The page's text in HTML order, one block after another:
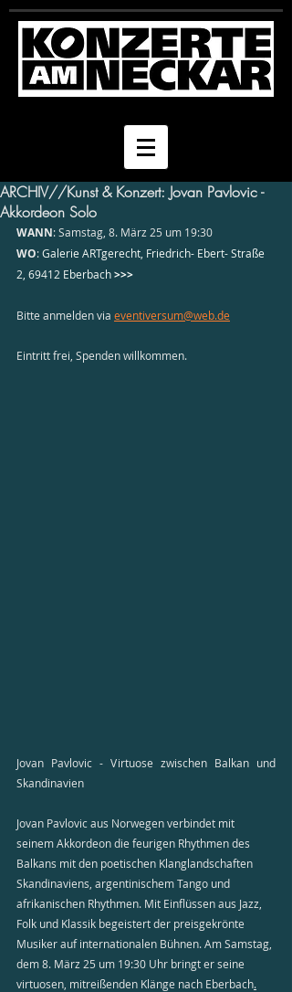
ARCHIV//Kunst & Konzert: Jovan Pavlovic -
Akkordeon Solo
WANN: Samstag, 8. März 25 um 19:30
WO: Galerie ARTgerecht, Friedrich- Ebert- Straße
2, 69412 Eberbach >>>
Bitte anmelden via eventiversum@web.de
Eintritt frei, Spenden willkommen.
Jovan Pavlovic - Virtuose zwischen Balkan und
Skandinavien
Jovan Pavlovic aus Norwegen verbindet mit
seinem Akkordeon die feurigen Rhythmen des
Balkans mit den poetischen Klanglandschaften
Skandinaviens, argentinischem Tango und
afrikanischen Rhythmen. Mit Einflüssen aus Jazz,
Folk und Klassik begeistert der preisgekrönte
Musiker auf internationalen Bühnen. Am Samstag,
dem 8. März 25 um 19:30 Uhr bringt er seine
virtuosen, mitreißenden Klänge nach Eberbach.